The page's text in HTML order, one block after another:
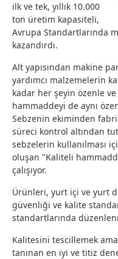
ilk ve tek, yıllık 10.000
ton üretim kapasiteli,
Avrupa Standartlarında
kazandırdı.
Alt yapısından makine
yardımcı malzemelerin
kadar her şeyin özenle
hammaddeyi de aynı
Sebzenin ekiminden
süreci kontrol altından
sebzelerin kullanılması
oluşan "Kaliteli
çalışıyor.
Ürünleri, yurt içi ve yurt
güvenliği ve kalite
standartlarında
Kalitesini tescillemek
tanınan en iyi ve titiz